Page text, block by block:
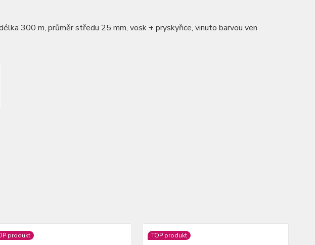
300 m, průměr středu 25 mm, vosk + pryskyřice, vinuto barvou ven
produkt TOP produkt